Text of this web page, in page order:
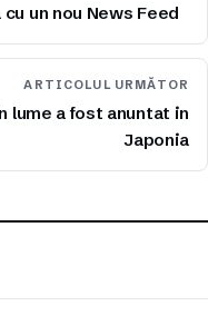
un nou News Feed
ARTICOLUL URMĂTOR
lume a fost anuntat in
Japonia